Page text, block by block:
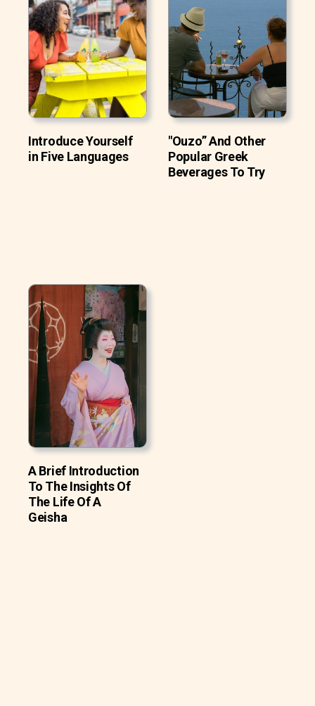
Introduce Yourself
in Five Languages
"Ouzo” And Other
Popular Greek
Beverages To Try
A Brief Introduction
To The Insights Of
The Life Of A
Geisha